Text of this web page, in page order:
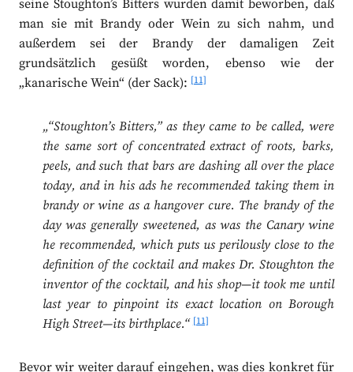
seine Stoughton’s Bitters wurden damit beworben, daß
man sie mit Brandy oder Wein zu sich nahm, und
außerdem sei der Brandy der damaligen Zeit
grundsätzlich gesüßt worden, ebenso wie der
„kanarische Wein“ (der Sack):[11]
„“Stoughton’s Bitters,” as they came to be called, were
the same sort of concentrated extract of roots, barks,
peels, and such that bars are dashing all over the place
today, and in his ads he recommended taking them in
brandy or wine as a hangover cure. The brandy of the
day was generally sweetened, as was the Canary wine
he recommended, which puts us perilously close to the
definition of the cocktail and makes Dr. Stoughton the
inventor of the cocktail, and his shop—it took me until
last year to pinpoint its exact location on Borough
High Street—its birthplace.“ [11]
Bevor wir weiter darauf eingehen, was dies konkret für